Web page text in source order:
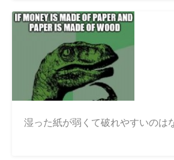
湿った紙が弱くて破れやすいのは